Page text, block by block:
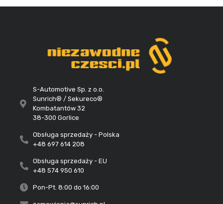
S-Automotive Sp. z o.o.
Sunrich® / Sekureco®
Kombatantów 32
38-300 Gorlice
Obsługa sprzedaży - Polska
+48 697 614 208
Obsługa sprzedaży - EU
+48 574 950 610
Pon-Pt. 8:00 do 16:00